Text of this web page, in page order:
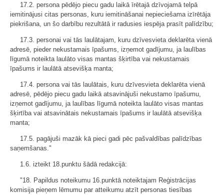
17.2. persona pēdējo piecu gadu laikā īrētajā dzīvojamā telpā
iemitinājusi citas personas, kuru iemitināšanai nepieciešama izīrētāja
piekrišana, un šo darbību rezultātā ir radusies iespēja prasīt palīdzību;
17.3. personai vai tās laulātajam, kuru dzīvesvieta deklarēta vienā
adresē, pieder nekustamais īpašums, izņemot gadījumu, ja laulības
līgumā noteikta laulāto visas mantas šķirtība vai nekustamais
īpašums ir laulātā atsevišķa manta;
17.4. persona vai tās laulātais, kuru dzīvesvieta deklarēta vienā
adresē, pēdējo piecu gadu laikā atsavinājuši nekustamo īpašumu,
izņemot gadījumu, ja laulības līgumā noteikta laulāto visas mantas
šķirtība vai atsavinātais nekustamais īpašums ir laulātā atsevišķa
manta;
17.5. pagājuši mazāk kā pieci gadi pēc pašvaldības palīdzības
saņemšanas."
1.6. izteikt 18.punktu šādā redakcijā:
"18. Papildus noteikumu 16.punktā noteiktajam Reģistrācijas
komisija pieņem lēmumu par atteikumu atzīt personas tiesības